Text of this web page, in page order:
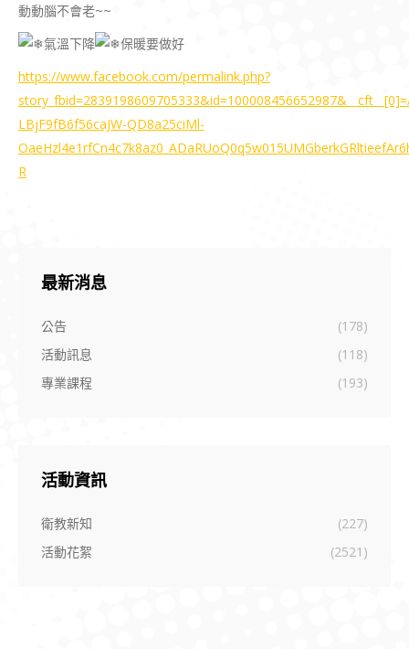
動動腦不會老~~
氣溫下降
保暖要做好
https://www.facebook.com/permalink.php?
LBjF9fB6f56caJW-QD8a25ciMl-
R
最新消息
公告
(178)
活動訊息
(118)
專業課程
(193)
活動資訊
衛教新知
(227)
活動花絮
(2521)